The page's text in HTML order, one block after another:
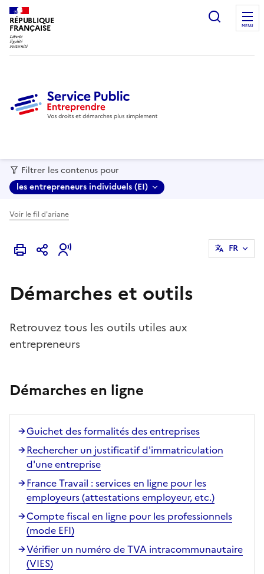
RÉPUBLIQUE
FRANÇAISE MENU
Filtrer les contenus pour
les entrepreneurs individuels (EI)
Voir le fil d'ariane
FR
Démarches et outils
Retrouvez tous les outils utiles aux
entrepreneurs
Démarches en ligne
Guichet des formalités des entreprises
Rechercher un justificatif d'immatriculation
d'une entreprise
France Travail : services en ligne pour les
employeurs (attestations employeur, etc.)
Compte fiscal en ligne pour les professionnels
(mode EFI)
Vérifier un numéro de TVA intracommunautaire
(VIES)